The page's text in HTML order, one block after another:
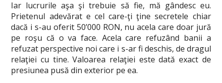
Iar lucrurile aşa şi trebuie să fie, mă gândesc eu.
Prietenul adevărat e cel care-ţi ţine secretele chiar
dacă i s-au oferit 50’000 RON, nu acela care doar jură
pe roşu că o va face. Acela care refuzând banii a
refuzat perspective noi care i s-ar fi deschis, de dragul
relaţiei cu tine. Valoarea relaţiei este dată exact de
presiunea pusă din exterior pe ea.